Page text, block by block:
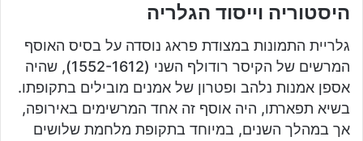
היסטוריה וייסוד הגלריה
גלריית התמונות במצודת פראג נוסדה על בסיס האוסף
המרשים של הקיסר רודולף השני (1552-1612), שהיה
אספן אמנות נלהב ופטרון של אמנים מובילים בתקופתו.
בשיא תפארתו, היה אוסף זה אחד המרשימים באירופה,
אך במהלך השנים, במיוחד בתקופת מלחמת שלושים